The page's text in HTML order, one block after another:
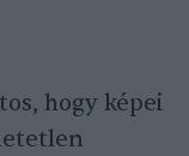
hogy képei